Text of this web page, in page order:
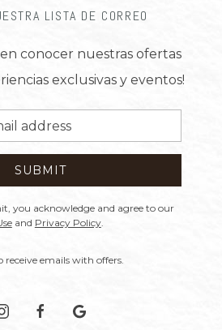
LISTA DE CORREO
conocer nuestras ofertas
exclusivas y eventos!
SUBMIT
you acknowledge and agree to our
and Privacy Policy.
receive emails with offers.
facebookgoogle